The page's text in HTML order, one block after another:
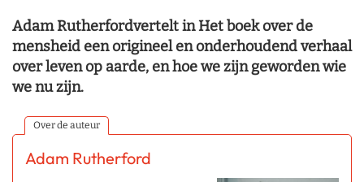
Adam Rutherfordvertelt in Het boek over de
mensheid een origineel en onderhoudend verhaal
over leven op aarde, en hoe we zijn geworden wie
we nu zijn.
Over de auteur
Adam Rutherford